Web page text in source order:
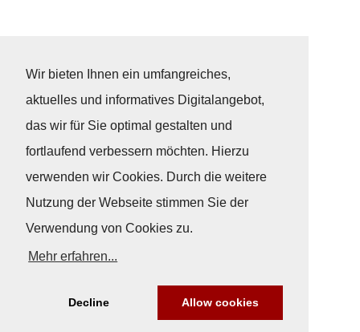
Wir bieten Ihnen ein umfangreiches,
aktuelles und informatives Digitalangebot,
das wir für Sie optimal gestalten und
fortlaufend verbessern möchten. Hierzu
verwenden wir Cookies. Durch die weitere
Nutzung der Webseite stimmen Sie der
Verwendung von Cookies zu.
Mehr erfahren...
Decline Allow cookies